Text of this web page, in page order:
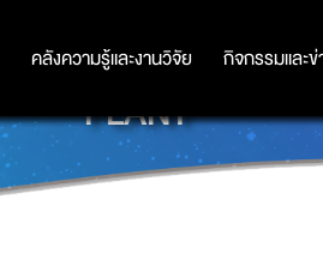
คลังความรู้และงานวิจัย กิจกรรมและ
คลังความรู้และงานวิจัย กิจกรรมและ
PLANT